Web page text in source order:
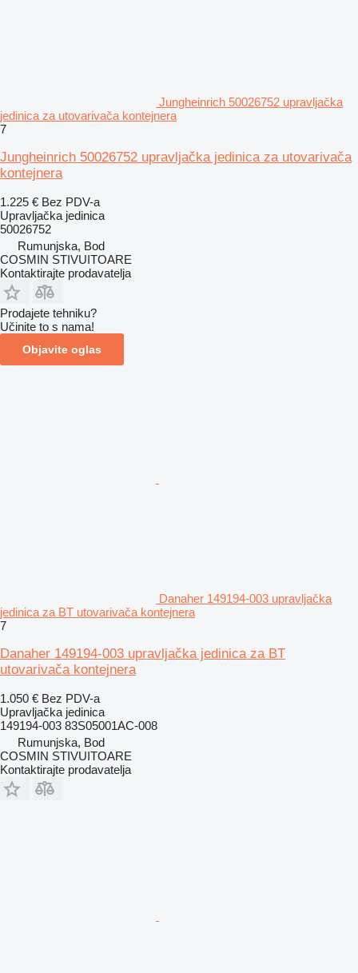
Jungheinrich 50026752 upravljačka
jedinica za utovarivača kontejnera
7
Jungheinrich 50026752 upravljačka jedinica za utovarivača
kontejnera
1.225 € Bez PDV-a
Upravljačka jedinica
50026752
Rumunjska, Bod
COSMIN STIVUITOARE
Kontaktirajte prodavatelja
Prodajete tehniku?
Učinite to s nama!
Objavite oglas
Danaher 149194-003 upravljačka
jedinica za BT utovarivača kontejnera
7
Danaher 149194-003 upravljačka jedinica za BT
utovarivača kontejnera
1.050 € Bez PDV-a
Upravljačka jedinica
149194-003 83S05001AC-008
Rumunjska, Bod
COSMIN STIVUITOARE
Kontaktirajte prodavatelja